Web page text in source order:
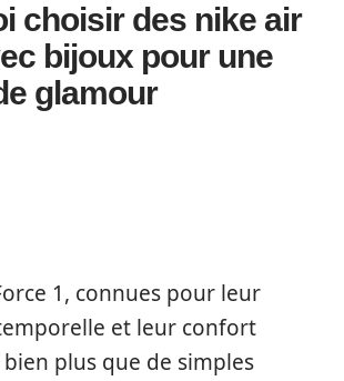
choisir des nike air
bijoux pour une
glamour
1, connues pour leur
et leur confort
plus que de simples